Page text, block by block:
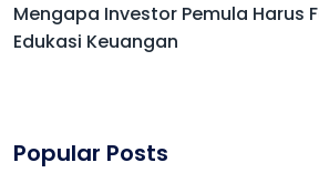
Mengapa Investor Pemula Harus
Edukasi Keuangan
Popular Posts